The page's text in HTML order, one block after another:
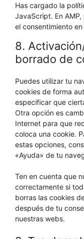
Has cargado la
JavaScript. En
el consentimiento
8.
borrado de
Puedes utilizar tu
cookies de forma
especificar que
Otra opción es
Internet para que
coloca una cookie.
estas opciones,
«Ayuda» de tu
Ten en cuenta que
correctamente si
borras las cookies
después de tu
nuestras webs.